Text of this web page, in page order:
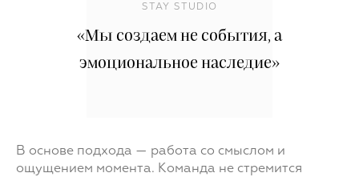
STAY STUDIO
«Мы создаем не события, а
эмоциональное наследие»
В основе подхода — работа со смыслом и
ощущением момента. Команда не стремится